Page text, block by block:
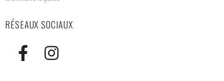
RÉSEAUX SOCIAUX